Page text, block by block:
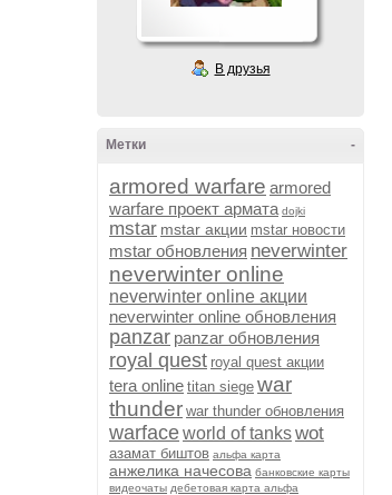
В друзья
-
Метки
armored warfare armored
warfare проект армата dojki
mstar mstar акции mstar новости
mstar обновления neverwinter
neverwinter online
neverwinter online акции
neverwinter online обновления
panzar panzar обновления
royal quest royal quest акции
tera online titan siege war
thunder war thunder обновления
warfaceworld of tankswot
азамат биштов альфа карта
анжелика начесова банковские карты
видеочаты дебетовая карта альфа